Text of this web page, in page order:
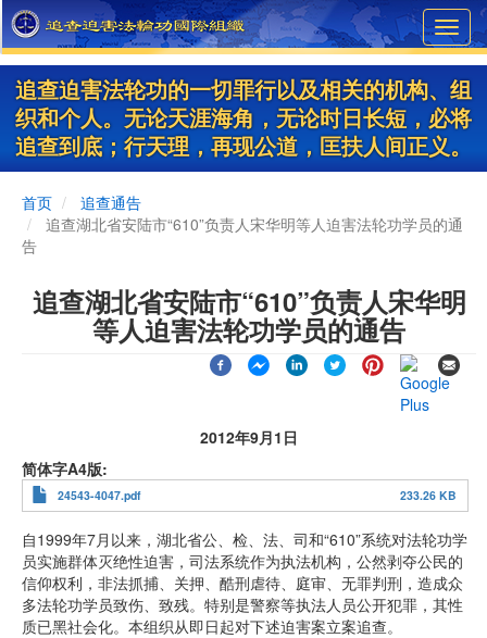
Skip
to
main
content
追查迫害法轮功的一切罪行以及相关的机构、组
织和个人。无论天涯海角，无论时日长短，必将
追查到底；行天理，再现公道，匡扶人间正义。
首页
追查通告
追查湖北省安陆市“610”负责人宋华明等人迫害法轮功学员的通
告
追查湖北省安陆市“610”负责人宋华明
等人迫害法轮功学员的通告
2012年9月1日
简体字A4版
24543-4047.pdf 233.26 KB
自1999年7月以来，湖北省公、检、法、司和“610”系统对法轮功学
员实施群体灭绝性迫害，司法系统作为执法机构，公然剥夺公民的
信仰权利，非法抓捕、关押、酷刑虐待、庭审、无罪判刑，造成众
多法轮功学员致伤、致残。特别是警察等执法人员公开犯罪，其性
质已黑社会化。本组织从即日起对下述迫害案立案追查。